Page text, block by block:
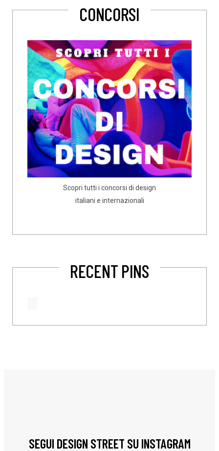
CONCORSI
Scopri tutti i concorsi di design
italiani e internazionali
RECENT PINS
SEGUI DESIGN STREET SU INSTAGRAM